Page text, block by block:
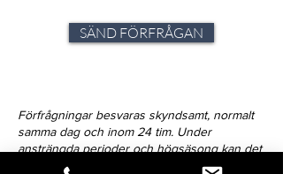
SÄND FÖRFRÅGAN
Förfrågningar besvaras skyndsamt, normalt
samma dag och inom 24 tim. Under
ansträngda perioder och högsäsong kan det
dock variera. Strävan är alltid att avlämna svar